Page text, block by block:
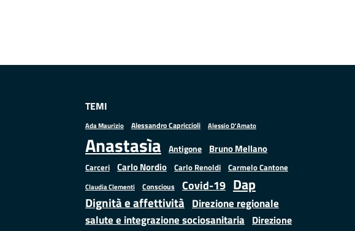
TEMI
Ada Maurizio Alessandro Capriccioli Alessio D'Amato
Anastasìa Antigone Bruno Mellano
Carceri Carlo Nordio Carlo Renoldi Carmelo Cantone
Claudia Clementi Conscious Covid-19 Dap
Dignità e affettività Direzione regionale
salute e integrazione sociosanitaria Direzione